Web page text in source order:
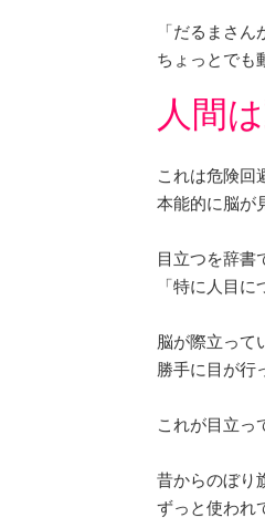
「だるまさ
ちょっとでも
人間
これは危険回
本能的に脳が
目立つを辞書
「特に人目
脳が際立って
勝手に目が行
これが目立っ
昔からのぼり
ずっと使われ